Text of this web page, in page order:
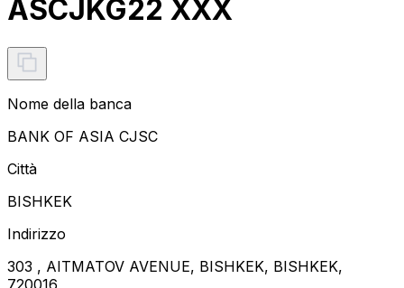
ASCJKG22 XXX
Nome della banca
BANK OF ASIA CJSC
Città
BISHKEK
Indirizzo
303 , AITMATOV AVENUE, BISHKEK, BISHKEK,
720016